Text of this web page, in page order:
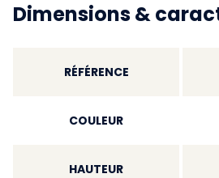
Dimensions &
RÉFÉRENCE
COULEUR
HAUTEUR